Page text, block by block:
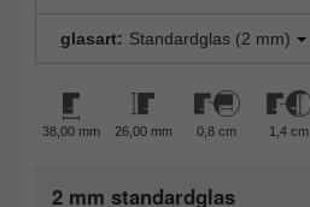
glasart: Standardglas (2 mm)
38,00 mm 26,00 mm 0,8 cm 1,4 cm
2 mm standardglas